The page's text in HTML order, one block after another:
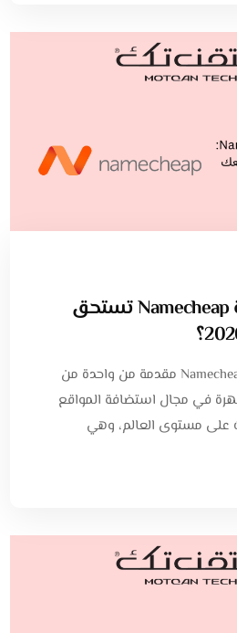
هل استضافة Namecheap تستحق
خدمة استضافة Namecheap مقدمة من واحدة من
في مجال استضافة المواقع
على مستوى العالم، وهي